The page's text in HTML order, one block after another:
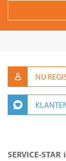
NU
SERVICE-